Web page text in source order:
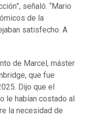
señaló. “Mario
de la
satisfecho. A
de Marcel, máster
que fue
Dijo que el
le habían costado al
la necesidad de